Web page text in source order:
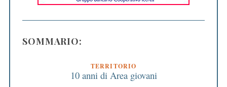
SOMMARIO:
TERRITORIO
10 anni di Area giovani